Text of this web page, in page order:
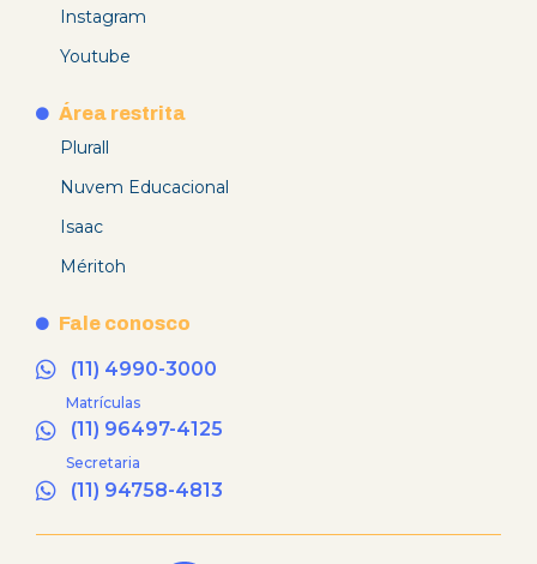
Instagram
Youtube
Área restrita
Plurall
Nuvem Educacional
Isaac
Méritoh
Fale conosco
(11) 4990-3000
Matrículas
(11) 96497-4125
Secretaria
(11) 94758-4813